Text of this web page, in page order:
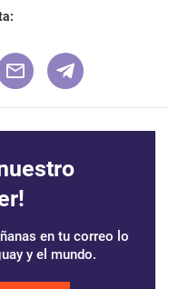
en tu correo lo
y el mundo.